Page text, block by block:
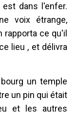
dans l'enfer.
voix étrange,
rapporta ce qu'il
lieu , et délivra
un temple
un pin qui était
et les autres